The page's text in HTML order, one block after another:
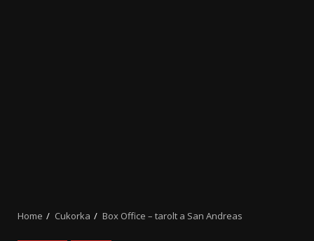
Home Cukorka Box Office – tarolt a San Andreas